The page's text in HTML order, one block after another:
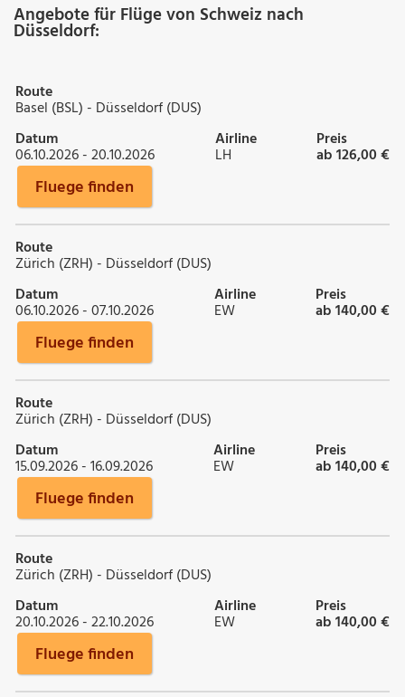
Angebote für Flüge von Schweiz nach
Düsseldorf:
Route
Basel (BSL) - Düsseldorf (DUS)
Datum
06.10.2026 - 20.10.2026
Airline
LH
Preis
ab 126,00 €
Fluege finden
Route
Zürich (ZRH) - Düsseldorf (DUS)
Datum
06.10.2026 - 07.10.2026
Airline
EW
Preis
ab 140,00 €
Fluege finden
Route
Zürich (ZRH) - Düsseldorf (DUS)
Datum
15.09.2026 - 16.09.2026
Airline
EW
Preis
ab 140,00 €
Fluege finden
Route
Zürich (ZRH) - Düsseldorf (DUS)
Datum
20.10.2026 - 22.10.2026
Airline
EW
Preis
ab 140,00 €
Fluege finden